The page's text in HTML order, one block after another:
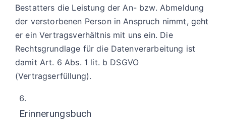
Bestatters die Leistung der An- bzw. Abmeldung
der verstorbenen Person in Anspruch nimmt, geht
er ein Vertragsverhältnis mit uns ein. Die
Rechtsgrundlage für die Datenverarbeitung ist
damit Art. 6 Abs. 1 lit. b DSGVO
(Vertragserfüllung).
Erinnerungsbuch